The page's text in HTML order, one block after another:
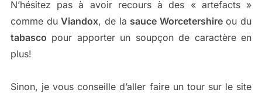
N’hésitez pas à avoir recours à des « artefacts »
comme duViandox, de la sauce Worcetershireou du
tabasco pour apporter un soupçon de caractère en
plus!
Sinon, je vous conseille d’aller faire un tour sur le site